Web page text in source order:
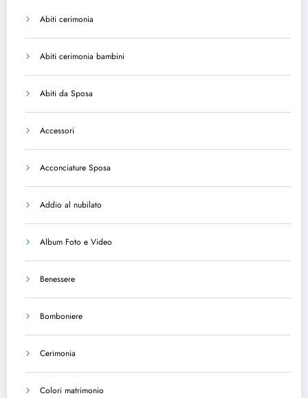
Abiti cerimonia
Abiti cerimonia bambini
Abiti da Sposa
Accessori
Acconciature Sposa
Addio al nubilato
Album Foto e Video
Benessere
Bomboniere
Cerimonia
Colori matrimonio